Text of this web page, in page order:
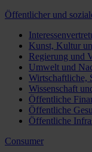
Öffentlicher und
Kunst, Kultur
Regierung und
Umwelt und
Wirtschaftliche,
Wissenschaft
Öffentliche
Öffentliche
Öffentliche
Consumer